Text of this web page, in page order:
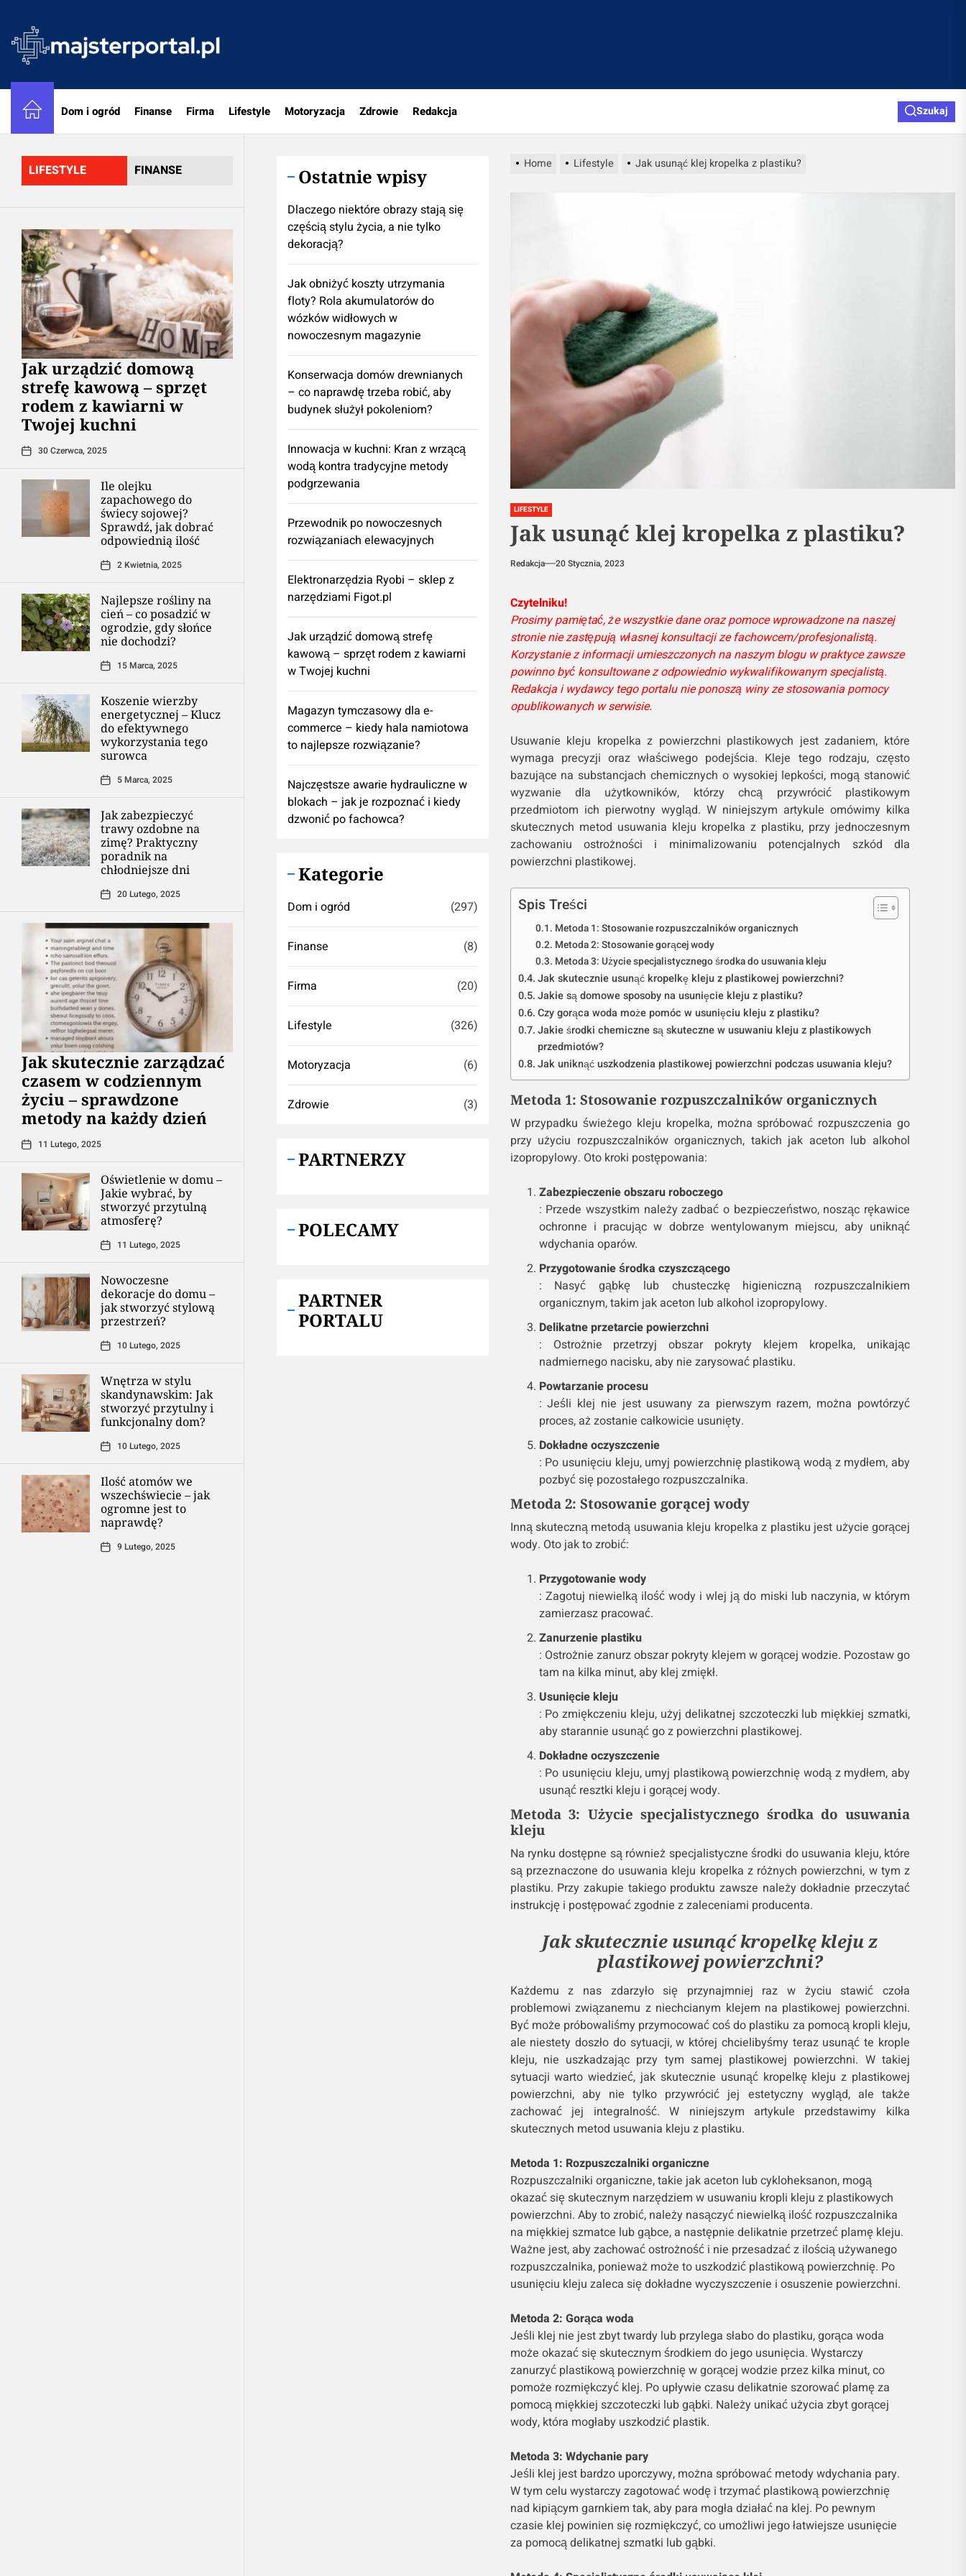
the
content
Dom i ogród Finanse Firma Lifestyle Motoryzacja Zdrowie Redakcja Szukaj
LIFESTYLE FINANSE
​Jak urządzić domową
strefę kawową – sprzęt
rodem z kawiarni w
Twojej kuchni
30 Czerwca, 2025
Ile olejku
zapachowego do
świecy sojowej?
Sprawdź, jak dobrać
odpowiednią ilość
2 Kwietnia, 2025
Najlepsze rośliny na
cień – co posadzić w
ogrodzie, gdy słońce
nie dochodzi?
15 Marca, 2025
Koszenie wierzby
energetycznej – Klucz
do efektywnego
wykorzystania tego
surowca
5 Marca, 2025
Jak zabezpieczyć
trawy ozdobne na
zimę? Praktyczny
poradnik na
chłodniejsze dni
20 Lutego, 2025
Jak skutecznie zarządzać
czasem w codziennym
życiu – sprawdzone
metody na każdy dzień
11 Lutego, 2025
Oświetlenie w domu –
Jakie wybrać, by
stworzyć przytulną
atmosferę?
11 Lutego, 2025
Nowoczesne
dekoracje do domu –
jak stworzyć stylową
przestrzeń?
10 Lutego, 2025
Wnętrza w stylu
skandynawskim: Jak
stworzyć przytulny i
funkcjonalny dom?
10 Lutego, 2025
Ilość atomów we
wszechświecie – jak
ogromne jest to
naprawdę?
9 Lutego, 2025
Home Lifestyle Jak usunąć klej kropelka z plastiku?
LIFESTYLE
Jak usunąć klej kropelka z plastiku?
Redakcja 20 Stycznia, 2023
Czytelniku!
Prosimy pamiętać, że wszystkie dane oraz pomoce wprowadzone na naszej
stronie nie zastępują własnej konsultacji ze fachowcem/profesjonalistą.
Korzystanie z informacji umieszczonych na naszym blogu w praktyce zawsze
powinno być konsultowane z odpowiednio wykwalifikowanym specjalistą.
Redakcja i wydawcy tego portalu nie ponoszą winy ze stosowania pomocy
opublikowanych w serwisie.
Usuwanie kleju kropelka z powierzchni plastikowych jest zadaniem, które
wymaga precyzji oraz właściwego podejścia. Kleje tego rodzaju, często
bazujące na substancjach chemicznych o wysokiej lepkości, mogą stanowić
wyzwanie dla użytkowników, którzy chcą przywrócić plastikowym
przedmiotom ich pierwotny wygląd. W niniejszym artykule omówimy kilka
skutecznych metod usuwania kleju kropelka z plastiku, przy jednoczesnym
zachowaniu ostrożności i minimalizowaniu potencjalnych szkód dla
powierzchni plastikowej.
Spis Treści
Metoda 1: Stosowanie rozpuszczalników organicznych
Metoda 2: Stosowanie gorącej wody
Metoda 3: Użycie specjalistycznego środka do usuwania kleju
Jak skutecznie usunąć kropelkę kleju z plastikowej powierzchni?
Jakie są domowe sposoby na usunięcie kleju z plastiku?
Czy gorąca woda może pomóc w usunięciu kleju z plastiku?
Jakie środki chemiczne są skuteczne w usuwaniu kleju z plastikowych
przedmiotów?
Jak uniknąć uszkodzenia plastikowej powierzchni podczas usuwania kleju?
Metoda 1: Stosowanie rozpuszczalników organicznych
W przypadku świeżego kleju kropelka, można spróbować rozpuszczenia go
przy użyciu rozpuszczalników organicznych, takich jak aceton lub alkohol
izopropylowy. Oto kroki postępowania:
Zabezpieczenie obszaru roboczego
: Przede wszystkim należy zadbać o bezpieczeństwo, nosząc rękawice
ochronne i pracując w dobrze wentylowanym miejscu, aby uniknąć
wdychania oparów.
Przygotowanie środka czyszczącego
: Nasyć gąbkę lub chusteczkę higieniczną rozpuszczalnikiem
organicznym, takim jak aceton lub alkohol izopropylowy.
Delikatne przetarcie powierzchni
: Ostrożnie przetrzyj obszar pokryty klejem kropelka, unikając
nadmiernego nacisku, aby nie zarysować plastiku.
Powtarzanie procesu
: Jeśli klej nie jest usuwany za pierwszym razem, można powtórzyć
proces, aż zostanie całkowicie usunięty.
Dokładne oczyszczenie
: Po usunięciu kleju, umyj powierzchnię plastikową wodą z mydłem, aby
pozbyć się pozostałego rozpuszczalnika.
Metoda 2: Stosowanie gorącej wody
Inną skuteczną metodą usuwania kleju kropelka z plastiku jest użycie gorącej
wody. Oto jak to zrobić:
Przygotowanie wody
: Zagotuj niewielką ilość wody i wlej ją do miski lub naczynia, w którym
zamierzasz pracować.
Zanurzenie plastiku
: Ostrożnie zanurz obszar pokryty klejem w gorącej wodzie. Pozostaw go
tam na kilka minut, aby klej zmiękł.
Usunięcie kleju
: Po zmiękczeniu kleju, użyj delikatnej szczoteczki lub miękkiej szmatki,
aby starannie usunąć go z powierzchni plastikowej.
Dokładne oczyszczenie
: Po usunięciu kleju, umyj plastikową powierzchnię wodą z mydłem, aby
usunąć resztki kleju i gorącej wody.
Metoda 3: Użycie specjalistycznego środka do usuwania
kleju
Na rynku dostępne są również specjalistyczne środki do usuwania kleju, które
są przeznaczone do usuwania kleju kropelka z różnych powierzchni, w tym z
plastiku. Przy zakupie takiego produktu zawsze należy dokładnie przeczytać
instrukcję i postępować zgodnie z zaleceniami producenta.
Jak skutecznie usunąć kropelkę kleju z
plastikowej powierzchni?
Każdemu z nas zdarzyło się przynajmniej raz w życiu stawić czoła
problemowi związanemu z niechcianym klejem na plastikowej powierzchni.
Być może próbowaliśmy przymocować coś do plastiku za pomocą kropli kleju,
ale niestety doszło do sytuacji, w której chcielibyśmy teraz usunąć te krople
kleju, nie uszkadzając przy tym samej plastikowej powierzchni. W takiej
sytuacji warto wiedzieć, jak skutecznie usunąć kropelkę kleju z plastikowej
powierzchni, aby nie tylko przywrócić jej estetyczny wygląd, ale także
zachować jej integralność. W niniejszym artykule przedstawimy kilka
skutecznych metod usuwania kleju z plastiku.
Metoda 1: Rozpuszczalniki organiczne
Rozpuszczalniki organiczne, takie jak aceton lub cykloheksanon, mogą
okazać się skutecznym narzędziem w usuwaniu kropli kleju z plastikowych
powierzchni. Aby to zrobić, należy nasączyć niewielką ilość rozpuszczalnika
na miękkiej szmatce lub gąbce, a następnie delikatnie przetrzeć plamę kleju.
Ważne jest, aby zachować ostrożność i nie przesadzać z ilością używanego
rozpuszczalnika, ponieważ może to uszkodzić plastikową powierzchnię. Po
usunięciu kleju zaleca się dokładne wyczyszczenie i osuszenie powierzchni.
Metoda 2: Gorąca woda
Jeśli klej nie jest zbyt twardy lub przylega słabo do plastiku, gorąca woda
może okazać się skutecznym środkiem do jego usunięcia. Wystarczy
zanurzyć plastikową powierzchnię w gorącej wodzie przez kilka minut, co
pomoże rozmiękczyć klej. Po upływie czasu delikatnie szorować plamę za
pomocą miękkiej szczoteczki lub gąbki. Należy unikać użycia zbyt gorącej
wody, która mogłaby uszkodzić plastik.
Metoda 3: Wdychanie pary
Jeśli klej jest bardzo uporczywy, można spróbować metody wdychania pary.
W tym celu wystarczy zagotować wodę i trzymać plastikową powierzchnię
nad kipiącym garnkiem tak, aby para mogła działać na klej. Po pewnym
czasie klej powinien się rozmiękczyć, co umożliwi jego łatwiejsze usunięcie
za pomocą delikatnej szmatki lub gąbki.
Ostatnie wpisy
Dlaczego niektóre obrazy stają się
częścią stylu życia, a nie tylko
dekoracją?
Jak obniżyć koszty utrzymania
floty? Rola akumulatorów do
wózków widłowych w
nowoczesnym magazynie
Konserwacja domów drewnianych
– co naprawdę trzeba robić, aby
budynek służył pokoleniom?
Innowacja w kuchni: Kran z wrzącą
wodą kontra tradycyjne metody
podgrzewania
Przewodnik po nowoczesnych
rozwiązaniach elewacyjnych
Elektronarzędzia Ryobi – sklep z
narzędziami Figot.pl
​Jak urządzić domową strefę
kawową – sprzęt rodem z kawiarni
w Twojej kuchni
Magazyn tymczasowy dla e-
commerce – kiedy hala namiotowa
to najlepsze rozwiązanie?
Najczęstsze awarie hydrauliczne w
blokach – jak je rozpoznać i kiedy
dzwonić po fachowca?
Kategorie
Dom i ogród (297)
Finanse (8)
Firma (20)
Lifestyle (326)
Motoryzacja (6)
Zdrowie (3)
PARTNERZY
POLECAMY
PARTNER
PORTALU